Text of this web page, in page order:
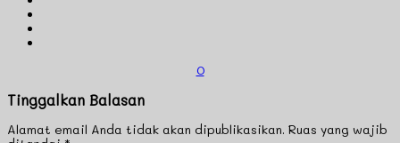
0
Tinggalkan Balasan
Alamat email Anda tidak akan dipublikasikan. Ruas yang wajib